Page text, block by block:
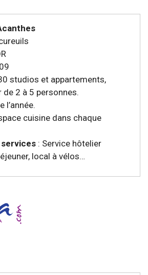
studios et appartements,
2 à 5 personnes.
l’année.
cuisine dans chaque
: Service hôtelier
local à vélos…